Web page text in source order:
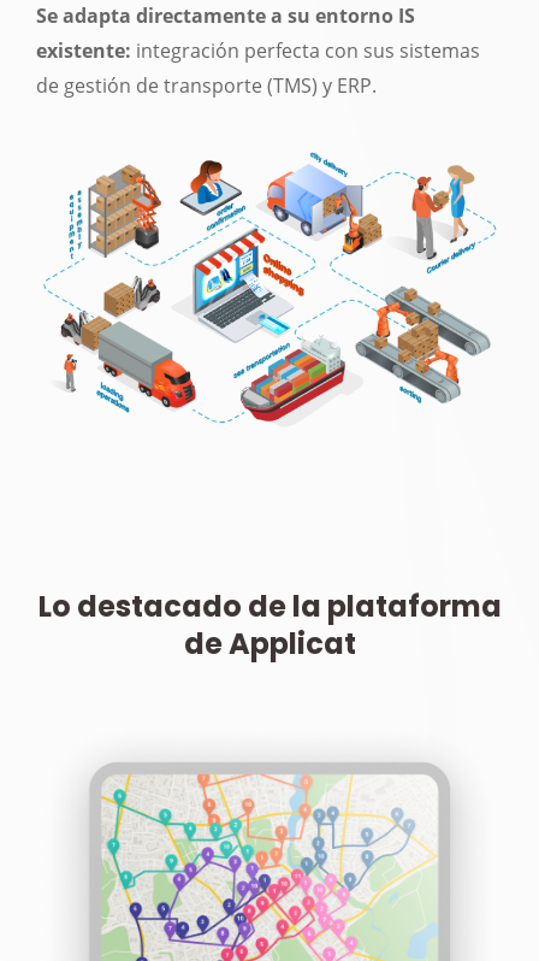
Se adapta directamente a su entorno IS
existente: integración perfecta con sus sistemas
de gestión de transporte (TMS) y ERP.
Lo destacado de la plataforma
de Applicat